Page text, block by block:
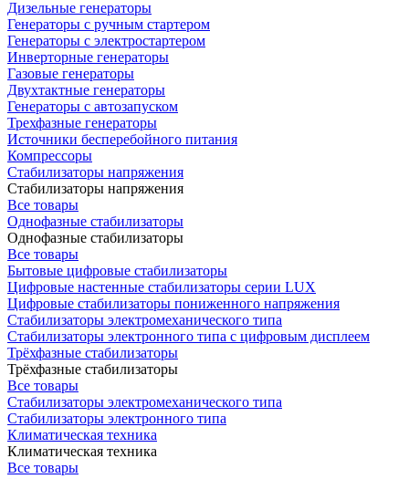
Дизельные генераторы
Генераторы с ручным стартером
Генераторы с электростартером
Инверторные генераторы
Газовые генераторы
Двухтактные генераторы
Генераторы с автозапуском
Трехфазные генераторы
Источники бесперебойного питания
Компрессоры
Стабилизаторы напряжения
Стабилизаторы напряжения
Все товары
Однофазные стабилизаторы
Однофазные стабилизаторы
Все товары
Бытовые цифровые стабилизаторы
Цифровые настенные стабилизаторы серии LUX
Цифровые стабилизаторы пониженного напряжения
Стабилизаторы электромеханического типа
Стабилизаторы электронного типа с цифровым дисплеем
Трёхфазные стабилизаторы
Трёхфазные стабилизаторы
Все товары
Стабилизаторы электромеханического типа
Стабилизаторы электронного типа
Климатическая техника
Климатическая техника
Все товары